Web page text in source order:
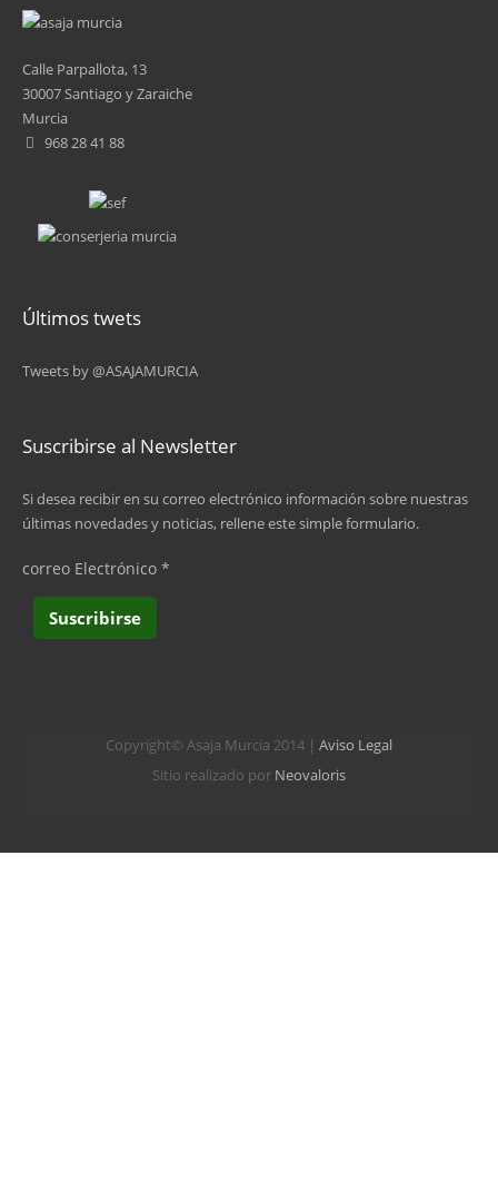
4
5
siguiente ›
última »
Calle Parpallota, 13
30007 Santiago y Zaraiche
Murcia
968 28 41 88
Últimos twets
Tweets by @ASAJAMURCIA
Suscribirse al Newsletter
Si desea recibir en su correo electrónico información sobre nuestras
últimas novedades y noticias, rellene este simple formulario.
correo Electrónico *
Copyright© Asaja Murcia 2014 | Aviso Legal
Sitio realizado por Neovaloris